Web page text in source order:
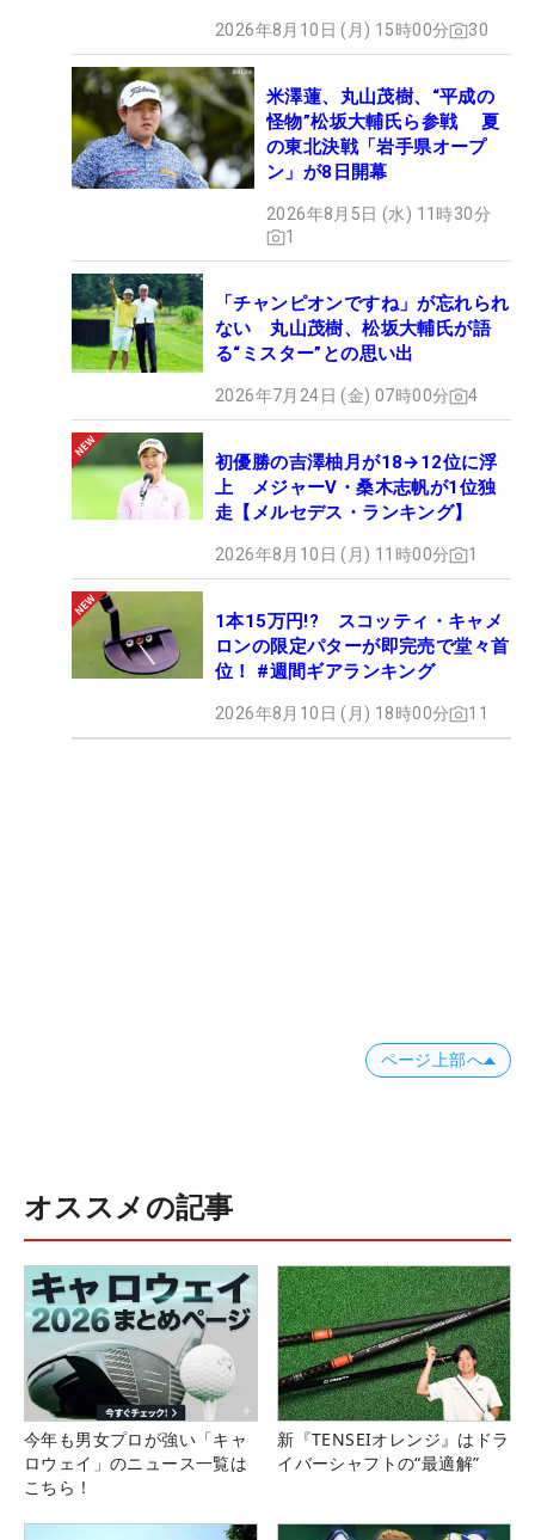
2026年8月10日 (月) 15時00分 30
米澤蓮、丸山茂樹、“平成の
怪物”松坂大輔氏ら参戦 夏
の東北決戦「岩手県オープ
ン」が8日開幕
2026年8月5日 (水) 11時30分
1
「チャンピオンですね」が忘れられ
ない 丸山茂樹、松坂大輔氏が語
る“ミスター”との思い出
2026年7月24日 (金) 07時00分 4
初優勝の吉澤柚月が18→12位に浮
上 メジャーV・桑木志帆が1位独
走【メルセデス・ランキング】
2026年8月10日 (月) 11時00分 1
1本15万円!? スコッティ・キャメ
ロンの限定パターが即完売で堂々首
位！ #週間ギアランキング
2026年8月10日 (月) 18時00分 11
ページ上部へ
オススメの記事
今年も男女プロが強い「キャ
ロウェイ」のニュース一覧は
こちら！
新『TENSEIオレンジ』はドラ
イバーシャフトの“最適解”